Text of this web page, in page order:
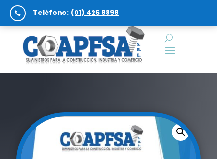
 Teléfono: (01) 426 8898